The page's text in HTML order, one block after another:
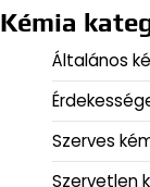
Kémia
Általános
Szerves
Szervetlen